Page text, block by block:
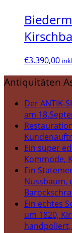
€3.390,00
Antiquitäten
Der ANTIK-
am
Ein super
Kommode,
Ein
Nussbaum,
Ein echtes
um 1820,
handpoliert,